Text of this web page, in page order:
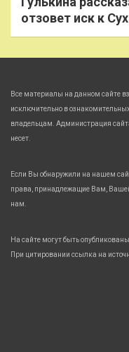
отзовет иск к
Все материалы на данном сайте
исключительно в
владельцам. Администрация
несет.
Если Вы обнаружили на нашем
права, принадлежащие Вам,
нам.
На сайте могут быть
При цитировании ссылка на